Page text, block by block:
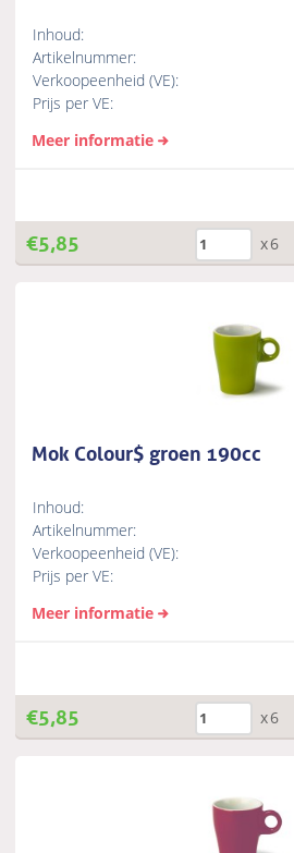
Inhoud:
Artikelnummer:
Verkoopeenheid (VE):
Prijs per VE:
Meer informatie
€5,85 x6
Mok Colour$ groen 190cc
Inhoud:
Artikelnummer:
Verkoopeenheid (VE):
Prijs per VE:
Meer informatie
€5,85 x6